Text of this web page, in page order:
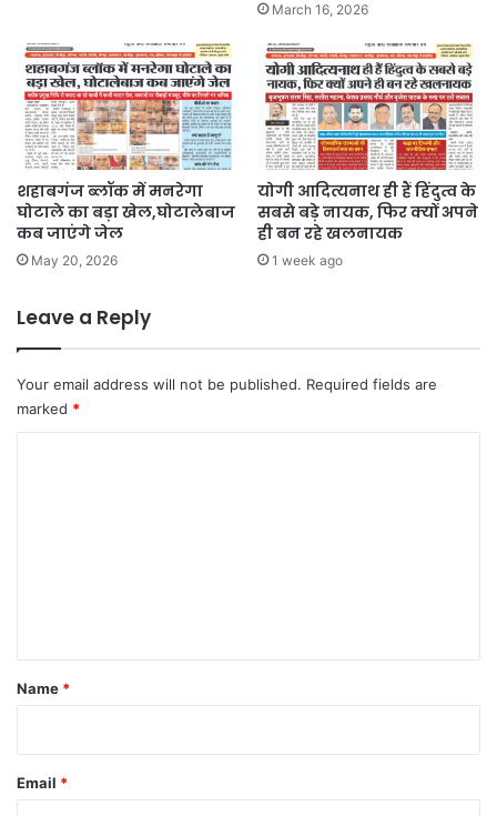
March 16, 2026
शहाबगंज ब्लॉक में मनरेगा
घोटाले का बड़ा खेल,घोटालेबाज
कब जाएंगे जेल
May 20, 2026
योगी आदित्यनाथ ही हैं हिंदुत्व के
सबसे बड़े नायक, फिर क्यों अपने
ही बन रहे खलनायक
1 week ago
Leave a Reply
Your email address will not be published. Required fields are
marked *
*
Name *
Email *